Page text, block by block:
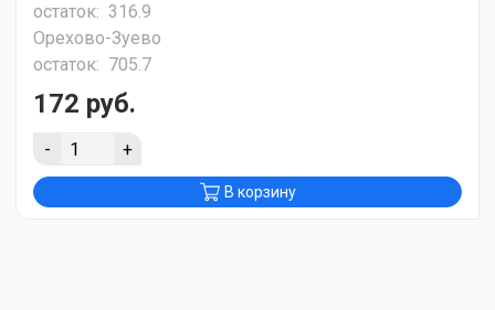
остаток: 316.9
Орехово-Зуево
остаток: 705.7
172 руб.
- +
В корзину